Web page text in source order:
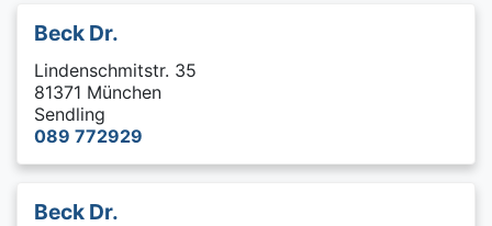
Beck Dr.
Lindenschmitstr. 35
81371 München
Sendling
089 772929
Beck Dr.